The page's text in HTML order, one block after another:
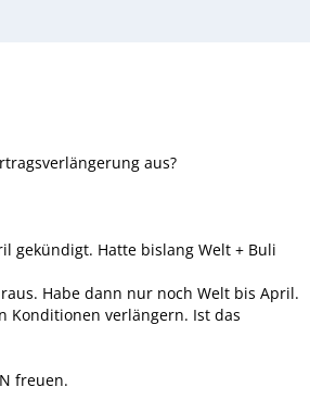
aus?
gekündigt. Hatte bislang Welt + Buli
Habe dann nur noch Welt bis April.
Konditionen verlängern. Ist das
freuen.